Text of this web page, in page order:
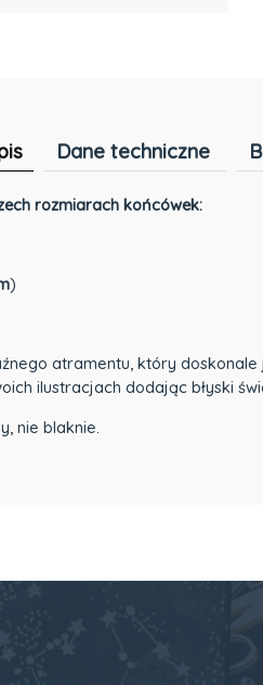
Dane techniczne
rozmiarach końcówek:
)
atramentu, który
ilustracjach dodając błyski
nie blaknie.